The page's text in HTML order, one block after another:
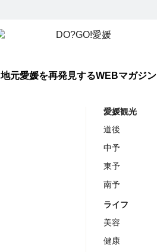
地元愛媛を再発見するWEBマガジン
愛媛観光
道後
中予
東予
南予
ライフ
美容
健康